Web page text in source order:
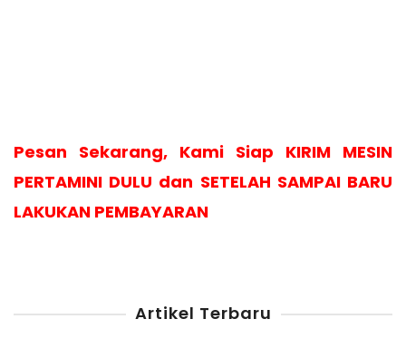
Pesan Sekarang, Kami Siap KIRIM MESIN
PERTAMINI DULU dan SETELAH SAMPAI BARU
LAKUKAN PEMBAYARAN
Artikel Terbaru